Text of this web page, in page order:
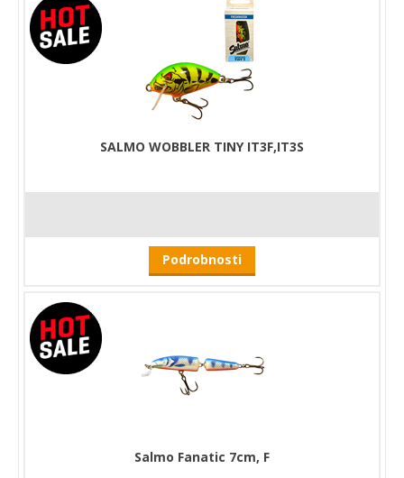
SALMO WOBBLER TINY IT3F,IT3S
Podrobnosti
Salmo Fanatic 7cm, F